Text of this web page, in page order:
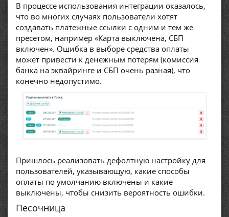
В процессе использования интеграции оказалось,
что во многих случаях пользователи хотят
создавать платежные ссылки с одним и тем же
пресетом, например «Карта выключена, СБП
включен». Ошибка в выборе средства оплаты
может привести к денежным потерям (комиссия
банка на эквайринге и СБП очень разная), что
конечно недопустимо.
Пришлось реализовать дефолтную настройку для
пользователей, указывающую, какие способы
оплаты по умолчанию включены и какие
выключены, чтобы снизить вероятность ошибки.
Песочница